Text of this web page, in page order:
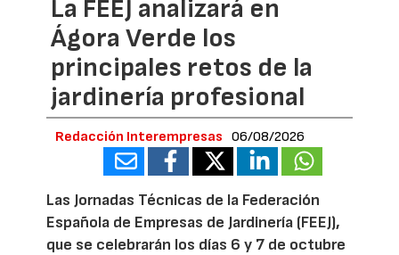
La FEEJ analizará en
Ágora Verde los
principales retos de la
jardinería profesional
Redacción Interempresas 06/08/2026
Las Jornadas Técnicas de la Federación
Española de Empresas de Jardinería (FEEJ),
que se celebrarán los días 6 y 7 de octubre